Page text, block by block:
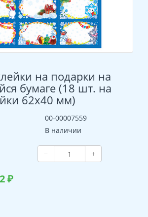
на подарки на
бумаге (18 шт. на
62х40 мм)
00-00007559
В наличии
− +
₽